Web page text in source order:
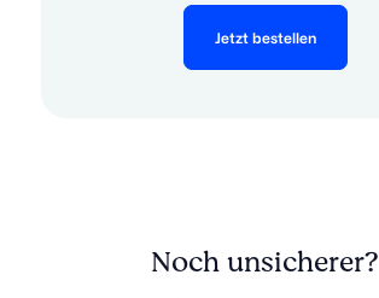
Jetzt bestellen
Noch unsicherer?